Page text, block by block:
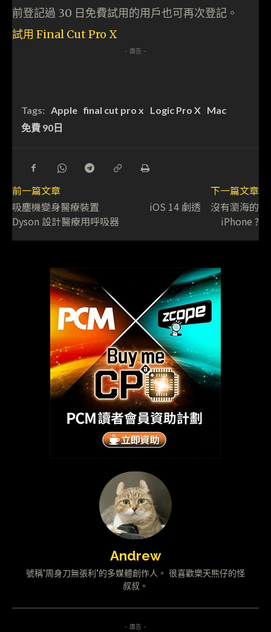
前登記過 30 日免費試用的用戶也可再次登記。
試用 Final Cut Pro X
- 廣告 -
Tags: Apple final cut pro x Logic Pro X Mac
免費 90日
前一篇文章
吸塵機變身醫療裝置
Dyson 設計醫療用呼吸器
下一篇文章
iOS 14 劇透 沒有瀏海的
iPhone ?
Andrew
號稱"周身刀無張利"的多媒體創作人。 很喜歡樂天熊仔的怪
叔叔。
- 廣告 -